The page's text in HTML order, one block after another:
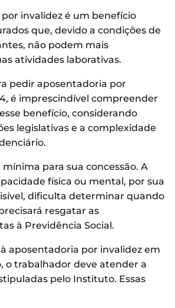
invalidez é um benefício
que, devido a condições de
não podem mais
atividades laborativas.
pedir aposentadoria por
é imprescindível compreender
benefício, considerando
legislativas e a complexidade
para sua concessão. A
física ou mental, por sua
dificulta determinar quando
resgatar as
à Previdência Social.
aposentadoria por invalidez em
o trabalhador deve atender a
pelo Instituto. Essas